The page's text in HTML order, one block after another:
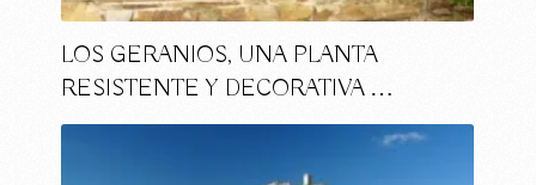
LOS GERANIOS, UNA PLANTA
RESISTENTE Y DECORATIVA …